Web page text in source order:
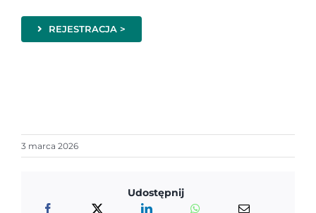
REJESTRACJA >
3 marca 2026
Udostępnij